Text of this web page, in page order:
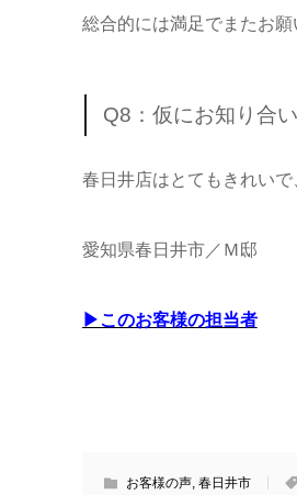
総合的には満足でまたお願
Q8：仮にお知り合
春日井店はとてもきれい
愛知県春日井市／Ｍ邸
▶このお客様の担当者
お客様の声, 春日井市